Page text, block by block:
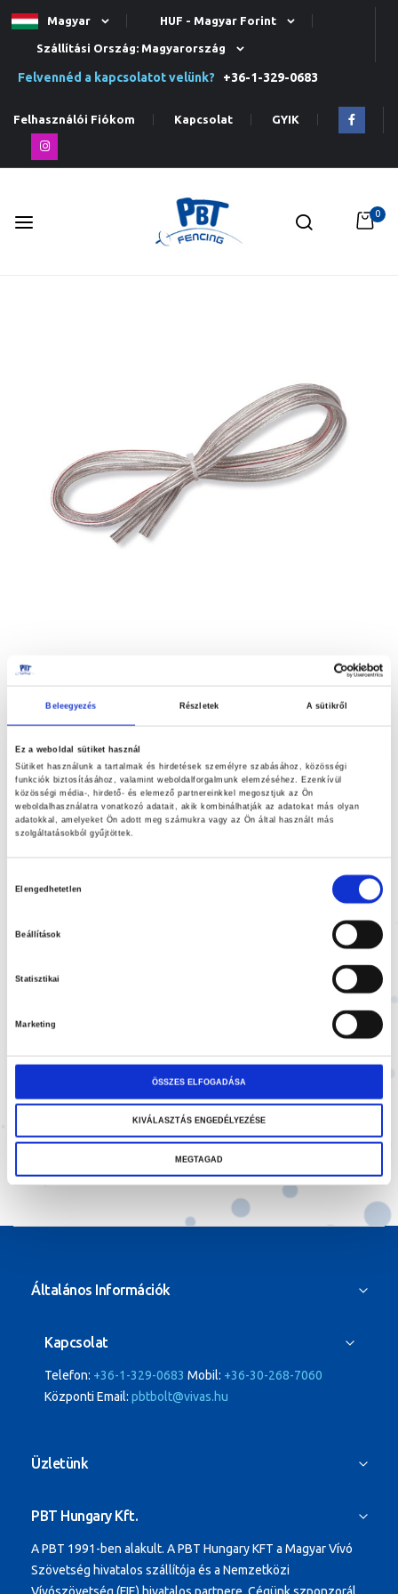
Beleegyezés Részletek A sütikről
Ez a weboldal sütiket használ
Sütiket használunk a tartalmak és hirdetések személyre szabásához, közösségi
funkciók biztosításához, valamint weboldalforgalmunk elemzéséhez. Ezenkívül
közösségi média-, hirdető- és elemező partnereinkkel megosztjuk az Ön
weboldalhasználatra vonatkozó adatait, akik kombinálhatják az adatokat más olyan
adatokkal, amelyeket Ön adott meg számukra vagy az Ön által használt más
szolgáltatásokból gyűjtöttek.
Elengedhetetlen
Beállítások
Statisztikai
Marketing
ÖSSZES ELFOGADÁSA
KIVÁLASZTÁS ENGEDÉLYEZÉSE
MEGTAGAD
Magyar HUF - Magyar Forint
Szállítási Ország: Magyarország
Felvennéd a kapcsolatot velünk? +36-1-329-0683
Felhasználói Fiókom Kapcsolat GYIK
0
a
képgaléria
elejére
HÁROMERES KÁBEL TRANSPARENT /
MÉTER
1.300,00 Ft
SKU
6004K3
A kábel folyóméterben vásárolható meg.
Hozzáadás a kívánságlistához
Megosztás
Testvezetékek & alkatrészei
& pengék
Általános Információk
Kapcsolat
Telefon: +36-1-329-0683 Mobil: +36-30-268-7060
Központi Email: pbtbolt@vivas.hu
Üzletünk
PBT Hungary Kft.
A PBT 1991-ben alakult. A PBT Hungary KFT a Magyar Vívó
Szövetség hivatalos szállítója és a Nemzetközi